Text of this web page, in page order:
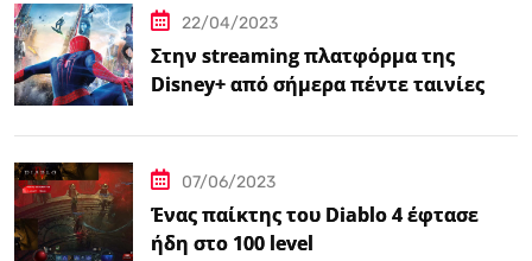
22/04/2023
Στην streaming πλατφόρμα της
Disney+ από σήμερα πέντε ταινίες
07/06/2023
Ένας παίκτης του Diablo 4 έφτασε
ήδη στο 100 level